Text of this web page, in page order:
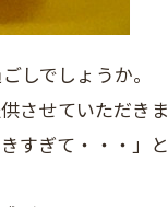
しでしょうか。
させていただき
すぎて・・・」